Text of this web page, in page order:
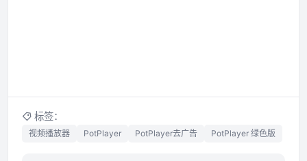
标签：
视频播放器 PotPlayer PotPlayer去广告 PotPlayer 绿色版